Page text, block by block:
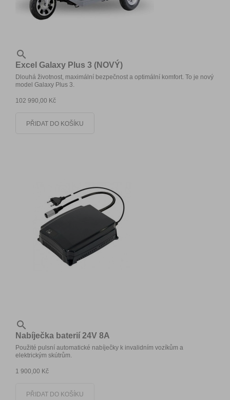

Excel Galaxy Plus 3 (NOVÝ)
Dlouhá životnost, maximální bezpečnost a optimální komfort. To je nový
model Galaxy Plus 3.
102 990,00 Kč
PŘIDAT DO KOŠÍKU

Nabíječka baterií 24V 8A
Použité pulsní automatické nabíječky k invalidním vozíkům a
elektrickým skútrům.
1 900,00 Kč
PŘIDAT DO KOŠÍKU